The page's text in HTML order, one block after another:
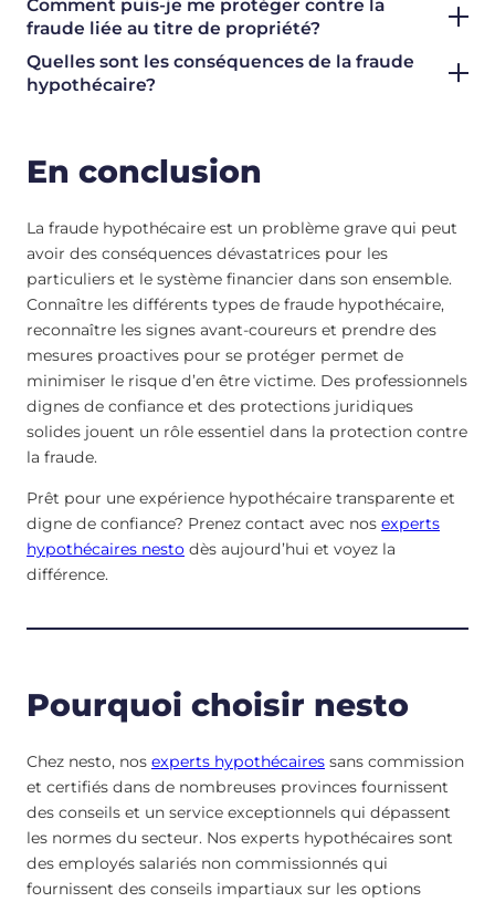
Comment puis-je me protéger contre la
fraude liée au titre de propriété?
Quelles sont les conséquences de la fraude
hypothécaire?
En conclusion
La fraude hypothécaire est un problème grave qui peut
avoir des conséquences dévastatrices pour les
particuliers et le système financier dans son ensemble.
Connaître les différents types de fraude hypothécaire,
reconnaître les signes avant-coureurs et prendre des
mesures proactives pour se protéger permet de
minimiser le risque d’en être victime. Des professionnels
dignes de confiance et des protections juridiques
solides jouent un rôle essentiel dans la protection contre
la fraude.
Prêt pour une expérience hypothécaire transparente et
digne de confiance? Prenez contact avec nos experts
hypothécaires nesto dès aujourd’hui et voyez la
différence.
Pourquoi choisir nesto
Chez nesto, nos experts hypothécaires sans commission
et certifiés dans de nombreuses provinces fournissent
des conseils et un service exceptionnels qui dépassent
les normes du secteur. Nos experts hypothécaires sont
des employés salariés non commissionnés qui
fournissent des conseils impartiaux sur les options